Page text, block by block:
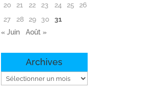
20
21 22 23 24 25
26
27
28 29 30
31
« Juin
Août »
Archives
Archives